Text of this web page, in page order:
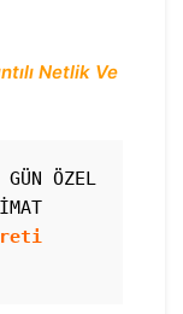
Netlik Ve
ÖZEL